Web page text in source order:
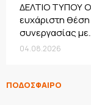
ΔΕΛΤΙΟ ΤΥΠΟΥ Ο
ευχάριστη θέση
συνεργασίας
04.08.2026
ΠΟΔΟΣΦΑΙΡΟ